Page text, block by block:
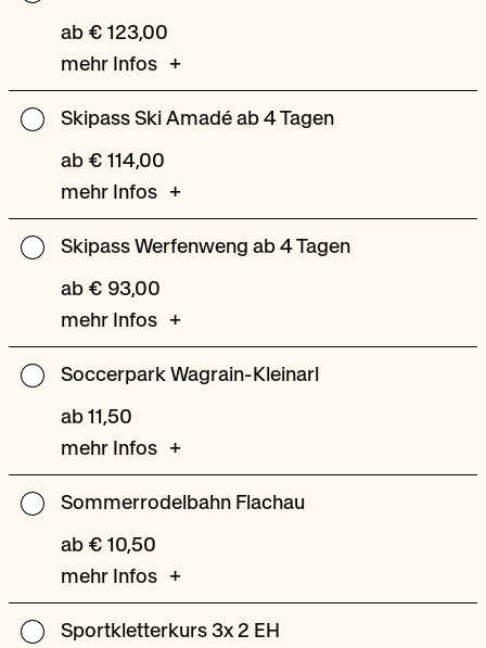
Obertauern
4
ab € 123,00
mehr Infos
Skipass
Ski
ab
Tagen
Skipass Ski Amadé ab 4 Tagen
ab € 114,00
mehr Infos
Skipass
Werfenweng
4
Skipass Werfenweng ab 4 Tagen
ab € 93,00
mehr Infos
Soccerpark
Wagrain-
Kleinarl
Soccerpark Wagrain-Kleinarl
ab 11,50
mehr Infos
Sommerrodelbahn
Flachau
Sommerrodelbahn Flachau
ab € 10,50
mehr Infos
Sportkletterkurs
Sportkletterkurs 3x 2 EH